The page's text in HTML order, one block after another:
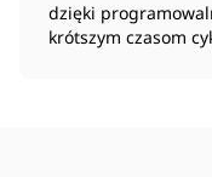
dzięki
krótszym czasom